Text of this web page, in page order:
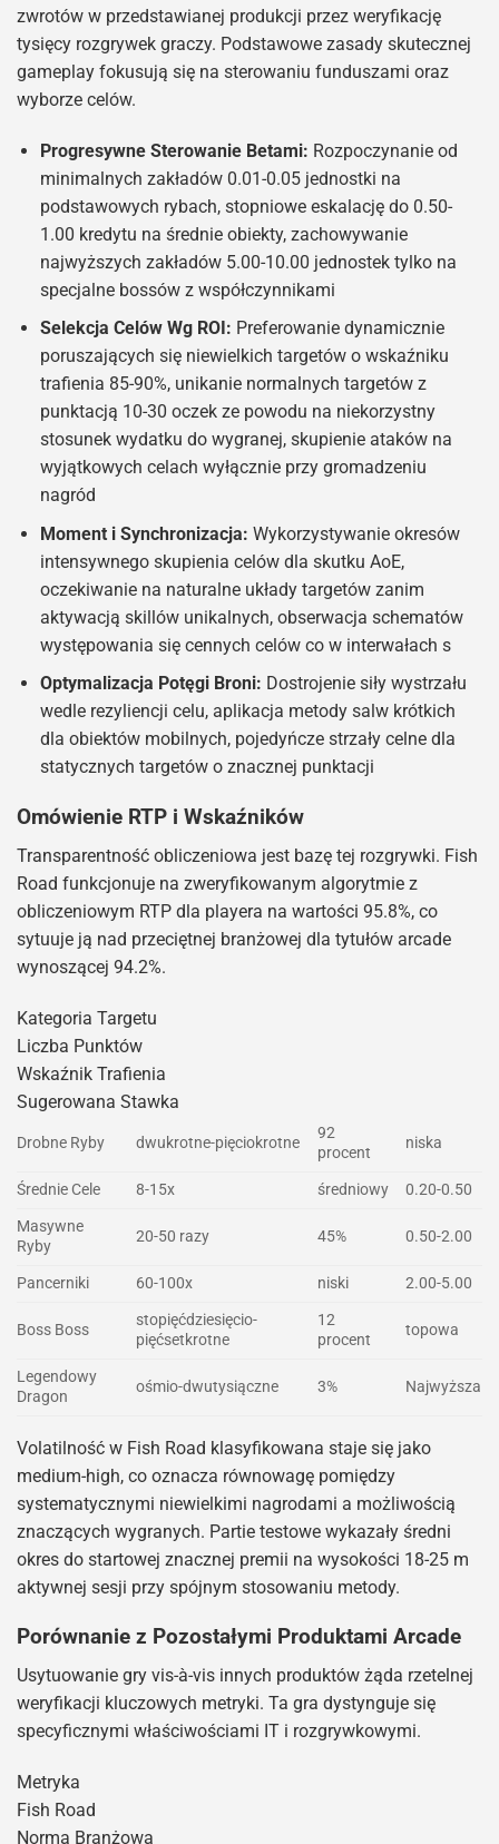
zwrotów w przedstawianej produkcji przez weryfikację
tysięcy rozgrywek graczy. Podstawowe zasady skutecznej
gameplay fokusują się na sterowaniu funduszami oraz
wyborze celów.
Progresywne Sterowanie Betami: Rozpoczynanie od
minimalnych zakładów 0.01-0.05 jednostki na
podstawowych rybach, stopniowe eskalację do 0.50-
1.00 kredytu na średnie obiekty, zachowywanie
najwyższych zakładów 5.00-10.00 jednostek tylko na
specjalne bossów z współczynnikami
Selekcja Celów Wg ROI: Preferowanie dynamicznie
poruszających się niewielkich targetów o wskaźniku
trafienia 85-90%, unikanie normalnych targetów z
punktacją 10-30 oczek ze powodu na niekorzystny
stosunek wydatku do wygranej, skupienie ataków na
wyjątkowych celach wyłącznie przy gromadzeniu
nagród
Moment i Synchronizacja: Wykorzystywanie okresów
intensywnego skupienia celów dla skutku AoE,
oczekiwanie na naturalne układy targetów zanim
aktywacją skillów unikalnych, obserwacja schematów
występowania się cennych celów co w interwałach s
Optymalizacja Potęgi Broni: Dostrojenie siły wystrzału
wedle rezyliencji celu, aplikacja metody salw krótkich
dla obiektów mobilnych, pojedyńcze strzały celne dla
statycznych targetów o znacznej punktacji
Omówienie RTP i Wskaźników
Transparentność obliczeniowa jest bazę tej rozgrywki. Fish
Road funkcjonuje na zweryfikowanym algorytmie z
obliczeniowym RTP dla playera na wartości 95.8%, co
sytuuje ją nad przeciętnej branżowej dla tytułów arcade
wynoszącej 94.2%.
Kategoria Targetu
Liczba Punktów
Wskaźnik Trafienia
Sugerowana Stawka
Drobne Ryby dwukrotne-pięciokrotne
92
procent
niska
Średnie Cele 8-15x średniowy
0.20-0.50
Masywne
Ryby
20-50 razy 45% 0.50-2.00
Pancerniki 60-100x niski 2.00-5.00
Boss Boss
stopięćdziesięcio-
pięćsetkrotne
12
procent
topowa
Legendowy
Dragon
ośmio-dwutysiączne 3% Najwyższa
Volatilność w Fish Road klasyfikowana staje się jako
medium-high, co oznacza równowagę pomiędzy
systematycznymi niewielkimi nagrodami a możliwością
znaczących wygranych. Partie testowe wykazały średni
okres do startowej znacznej premii na wysokości 18-25 m
aktywnej sesji przy spójnym stosowaniu metody.
Porównanie z Pozostałymi Produktami Arcade
Usytuowanie gry vis-à-vis innych produktów żąda rzetelnej
weryfikacji kluczowych metryki. Ta gra dystynguje się
specyficznymi właściwościami IT i rozgrywkowymi.
Metryka
Fish Road
Norma Branżowa